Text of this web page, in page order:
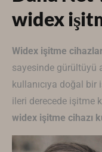
widex
Widex işitme
sayesinde gürültüyü
kullanıcıya doğal
ileri derecede işitme
widex işitme cihazı